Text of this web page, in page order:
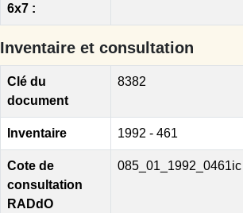
6x7 :
Inventaire et consultation
Clé du
document
8382
Inventaire 1992 - 461
Cote de
consultation
RADdO
085_01_1992_0461ic